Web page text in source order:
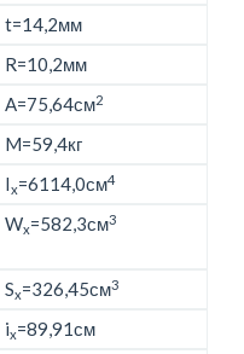
t=14,2мм
R=10,2мм
A=75,64см2
M=59,4кг
Ix=6114,0см4
Wx=582,3см3
Sx=326,45см3
ix=89,91см